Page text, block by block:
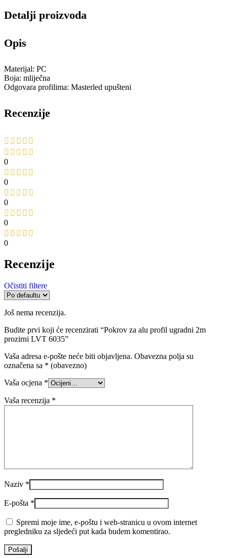
Detalji proizvoda
Opis
Materijal: PC
Boja: mliječna
Odgovara profilima: Masterled upušteni
Recenzije
0
0
0
0
0
Recenzije
Očistiti filtere
Još nema recenzija.
Budite prvi koji će recenzirati “Pokrov za alu profil ugradni 2m
prozirni LVT 6035”
Vaša adresa e-pošte neće biti objavljena. Obavezna polja su
označena sa * (obavezno)
Vaša ocjena *
Vaša recenzija *
Naziv *
E-pošta *
Spremi moje ime, e-poštu i web-stranicu u ovom internet
pregledniku za sljedeći put kada budem komentirao.